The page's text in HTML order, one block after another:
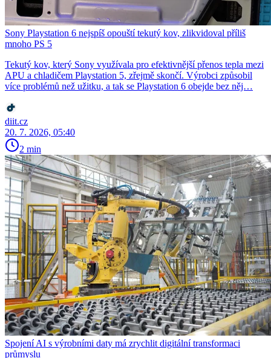
Sony Playstation 6 nejspíš opouští tekutý kov, zlikvidoval příliš
mnoho PS 5
Tekutý kov, který Sony využívala pro efektivnější přenos tepla mezi
APU a chladičem Playstation 5, zřejmě skončí. Výrobci způsobil
více problémů než užitku, a tak se Playstation 6 obejde bez něj…
diit.cz
20. 7. 2026, 05:40
2 min
Spojení AI s výrobními daty má zrychlit digitální transformaci
průmyslu